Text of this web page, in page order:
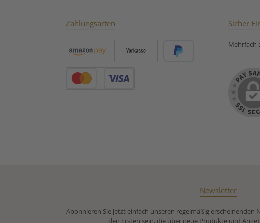
Zahlungsarten Sicher
Mehrfach
Newsletter
Abonnieren Sie jetzt einfach unseren regelmäßig erscheinenden
den Ersten sein, die über neue Produkte und